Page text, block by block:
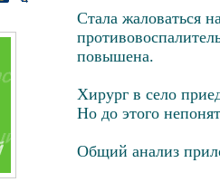
Стала жаловаться
повышена.
Хирург в село
Но до этого
Общий анализ